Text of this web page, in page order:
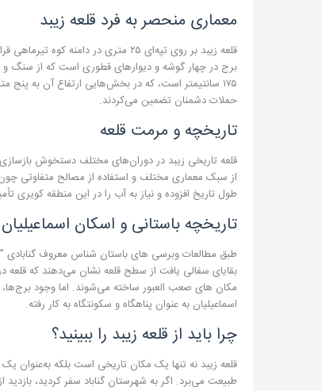
معماری منحصر به‌ فرد قلعه زیبد
۱۷۵ سانتیمتر است، که در بخش‌هایی ارتفاع آن به
حملات دشمنان تضمین می‌کردند.
تاریخچه و مرمت قلعه
قلعه تاریخی زیبد در دوران‌های مختلف دستخوش
از سبک معماری مختلف و استفاده از مصالح متفاوتی
طول تاریخ افزوده و نیاز به آب را در این منطقه کویری
تاریخچه باستانی و اسکان اسماعیلیان
طبق مطالعات وبرسی های باستان شناس معروف گنابادی ”
بقایای سفالی یافت از سطح قلعه نشان می‌دهند که قلعه در
مکان‌ های صعب‌ العبور ساخته می‌شوند. اما وجود برج‌ها،
اسماعیلیان به عنوان پناهگاه و سکونتگاه به کار رفته.
چرا باید از قلعه زیبد را ببینید؟
قلعه زیبد نه تنها یک مکان تاریخی است بلکه به‌عنوان
طبیعت می‌برد. اگر به شهرستان گناباد سفر کردید،